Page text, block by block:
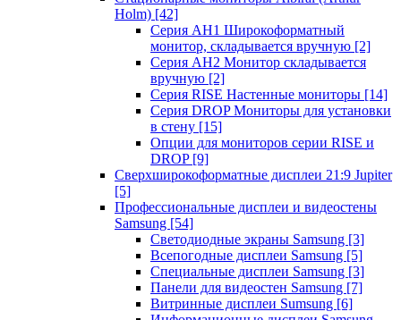
Holm) [42]
Серия AH1 Широкоформатный
монитор, складывается вручную [2]
Серия AH2 Монитор складывается
вручную [2]
Серия RISE Настенные мониторы [14]
Серия DROP Мониторы для установки
в стену [15]
Опции для мониторов серии RISE и
DROP [9]
Сверхширокоформатные дисплеи 21:9 Jupiter
[5]
Профессиональные дисплеи и видеостены
Samsung [54]
Светодиодные экраны Samsung [3]
Всепогодные дисплеи Samsung [5]
Специальные дисплеи Samsung [3]
Панели для видеостен Samsung [7]
Витринные дисплеи Sumsung [6]